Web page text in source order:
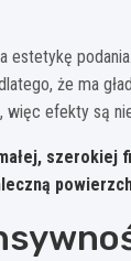
estetykę
że ma
więc efekty są
szerokiej